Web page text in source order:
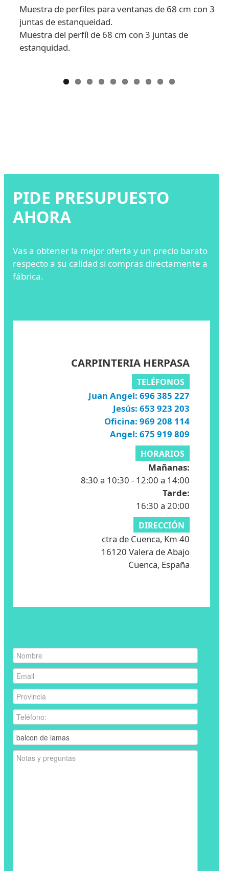
Muestra de perfiles para ventanas de 68 cm con 3
juntas de estanqueidad.
Muestra del perfíl de 68 cm con 3 juntas de
estanquidad.
PIDE PRESUPUESTO
AHORA
Vas a obtener la mejor oferta y un precio barato
respecto a su calidad si compras directamente a
fábrica.
CARPINTERIA HERPASA
TELÉFONOS
Juan Angel: 696 385 227
Jesús: 653 923 203
Oficina: 969 208 114
Angel: 675 919 809
HORARIOS
Mañanas:
8:30 a 10:30 - 12:00 a 14:00
Tarde:
16:30 a 20:00
DIRECCIÓN
ctra de Cuenca, Km 40
16120 Valera de Abajo
Cuenca, España